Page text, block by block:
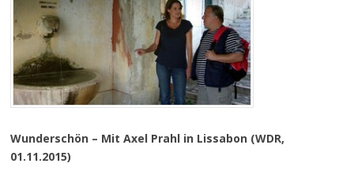
Wunderschön – Mit Axel Prahl in Lissabon (WDR,
01.11.2015)